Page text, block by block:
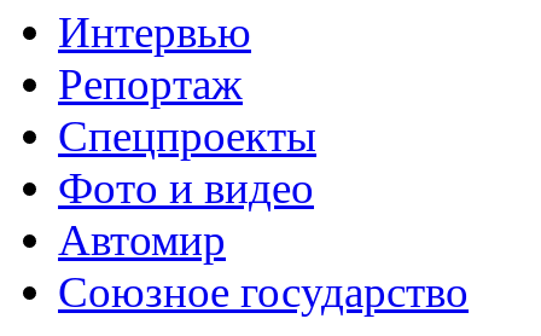
Интервью
Репортаж
Спецпроекты
Фото и видео
Автомир
Союзное государство